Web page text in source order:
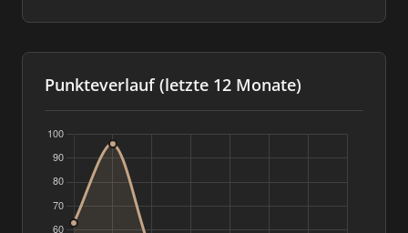
Punkteverlauf (letzte 12 Monate)